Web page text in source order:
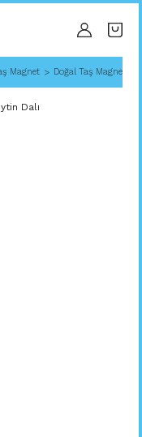
Magnet Doğal Taş Magnet |